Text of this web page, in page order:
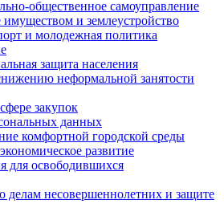
общественное самоуправление
и землеустройство
и молодежная политика
защита населения
неформальной занятости
закупок
данных
комфортной городской среды
развитие
для освободившихся
делам несовершеннолетних и защите